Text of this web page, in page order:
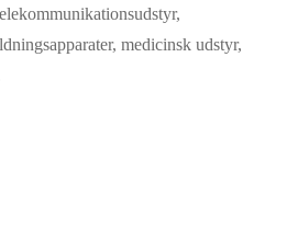
medicinsk udstyr,